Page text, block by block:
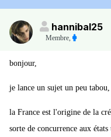
hannibal25
Membre,
bonjour,
je lance un sujet un peu
la France est l'origine de la
sorte de concurrence aux